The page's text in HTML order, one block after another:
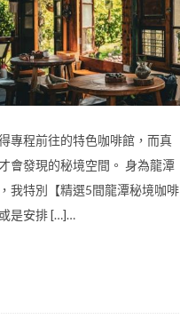
專程前往的特色咖啡館，而真
會發現的秘境空間。 身為龍潭
我特別【精選5間龍潭秘境咖啡
是安排 […]…